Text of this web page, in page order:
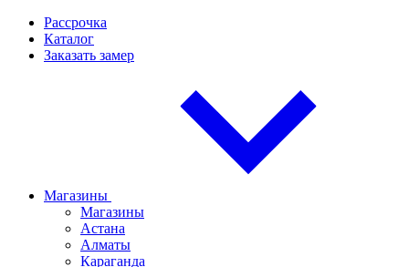
Рассрочка
Каталог
Заказать замер
Магазины
Магазины
Астана
Алматы
Караганда